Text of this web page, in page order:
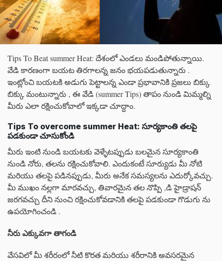
Tips To Beat summer Heat: దేశంలో ఎండలు మండిపోతున్నాయి.
వేడి కారణంగా బయట తిరగాలన్న జనం భయపడుతున్నారు .
ఇంట్లోంచి బయటకి అడుగు పెట్టాలన్న ఎండా ప్రభావానికి ప్రజలు బిక్కు
బిక్కు మంటున్నారు , ఈ వేడి (summer Tips) తాపం నుండి మిమ్మల్ని
మీరు ఎలా రక్షించుకోవాలో ఇక్కడా చూద్దాం.
Tips To overcome summer Heat: సూర్యకాంతి తలపై
పడకుండా చూసుకోండి
మీరు ఇంటి నుండి బయటకు వెళ్ళేటప్పుడు బలమైన సూర్యకాంతి
నుండి నోరు, తలను రక్షించుకోవాలి. ఎందుకంటే సూర్యుడు మీ నోటి
మరియు తలపై పడినప్పుడు, మీరు అనేక సమస్యలను ఎదుర్కోవచ్చు.
మీ ముఖం నల్లగా మారవచ్చు, తివారమైన తల నొప్పి ,డి హైడ్రాషన్
జరగవచ్చు దీని నుంచి రక్షించుకోవడానికి తలపై పడకుండా గొడుగు ను
ఉపయోగించండి .
నీరు ఎక్కువగా తాగండి
వేసవిలో మీ శరీరంలో నీటి కొరత మరియు శరీరానికి అవసరమైన